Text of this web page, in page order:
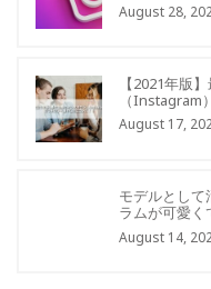
August 28,
【2021年版
（Instagram
August 17,
モデルとし
ラムが可愛く
August 14,